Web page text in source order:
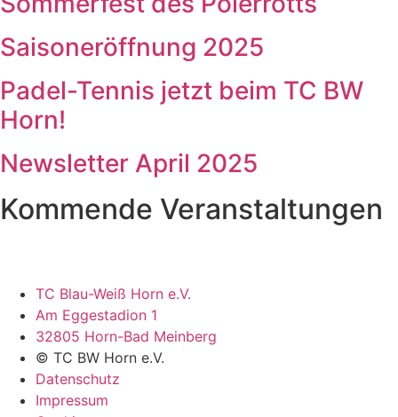
Saisoneröffnung 2025
Padel-Tennis jetzt beim TC BW
Horn!
Newsletter April 2025
Kommende Veranstaltungen
TC Blau-Weiß Horn e.V.
Am Eggestadion 1
32805 Horn-Bad Meinberg
© TC BW Horn e.V.
Datenschutz
Impressum